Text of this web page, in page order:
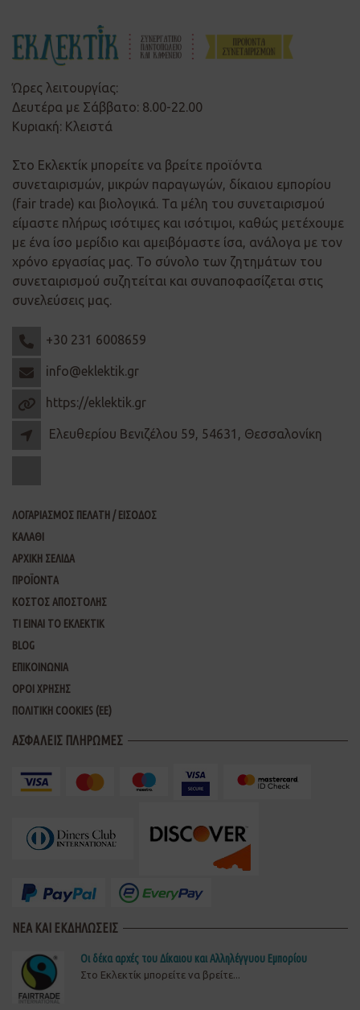
Ώρες λειτουργίας:
Δευτέρα με Σάββατο: 8.00-22.00
Κυριακή: Κλειστά
Στο Εκλεκτίκ μπορείτε να βρείτε προϊόντα
συνεταιρισμών, μικρών παραγωγών, δίκαιου εμπορίου
(fair trade) και βιολογικά. Τα μέλη του συνεταιρισμού
είμαστε πλήρως ισότιμες και ισότιμοι, καθώς μετέχουμε
με ένα ίσο μερίδιο και αμειβόμαστε ίσα, ανάλογα με τον
χρόνο εργασίας μας. Το σύνολο των ζητημάτων του
συνεταιρισμού συζητείται και συναποφασίζεται στις
συνελεύσεις μας.
+30 231 6008659
info@eklektik.gr
https://eklektik.gr
Ελευθερίου Βενιζέλου 59, 54631, Θεσσαλονίκη
ΛΟΓΑΡΙΑΣΜΟΣ ΠΕΛΑΤΗ / ΕΙΣΟΔΟΣ
ΚΑΛΑΘΙ
ΑΡΧΙΚΗ ΣΕΛΙΔΑ
ΠΡΟΪΟΝΤΑ
ΚΟΣΤΟΣ ΑΠΟΣΤΟΛΗΣ
ΤΙ ΕΙΝΑΙ ΤΟ ΕΚΛΕΚΤΙΚ
BLOG
ΕΠΙΚΟΙΝΩΝΙΑ
ΟΡΟΙ ΧΡΗΣΗΣ
ΠΟΛΙΤΙΚΗ COOKIES (ΕΕ)
ΑΣΦΑΛΕΙΣ ΠΛΗΡΩΜΕΣ
ΝΕΑ ΚΑΙ ΕΚΔΗΛΩΣΕΙΣ
Οι δέκα αρχές του Δίκαιου και Αλληλέγγυου Εμπορίου
Στο Εκλεκτίκ μπορείτε να βρείτε...